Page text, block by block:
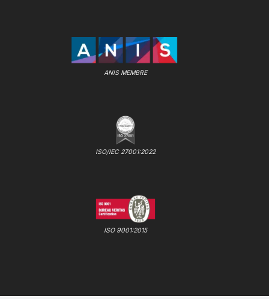
ANIS MEMBRE
ISO/IEC 27001:2022
ISO 9001:2015